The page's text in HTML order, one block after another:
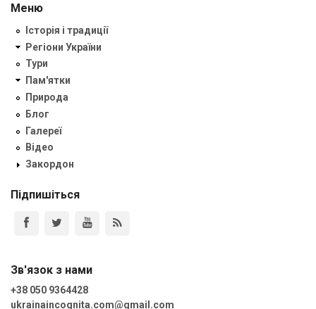
Меню
Історія і традиції
Регіони України
Тури
Пам'ятки
Природа
Блог
Галереї
Відео
Закордон
Підпишіться
Зв'язок з нами
+38 050 9364428
ukrainaincognita.com@gmail.com